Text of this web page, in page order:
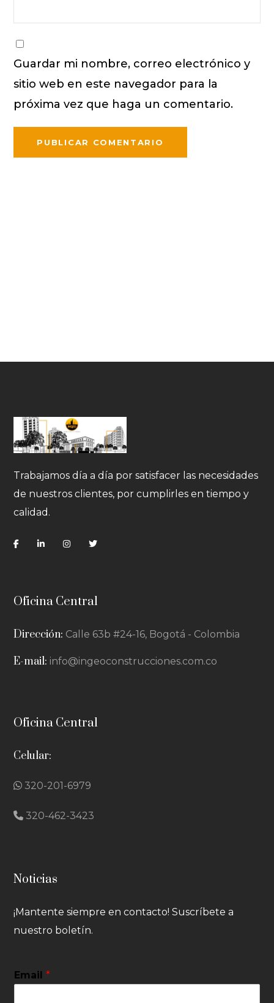
Guardar mi nombre, correo electrónico y
sitio web en este navegador para la
próxima vez que haga un comentario.
Trabajamos día a día por satisfacer las necesidades
de nuestros clientes, por cumplirles en tiempo y
calidad.
Oficina Central
Dirección: Calle 63b #24-16, Bogotá - Colombia
E-mail: info@ingeoconstrucciones.com.co
Oficina Central
Celular:
320-201-6979
320-462-3423
Noticias
¡Mantente siempre en contacto! Suscríbete a
nuestro boletín.
Email*